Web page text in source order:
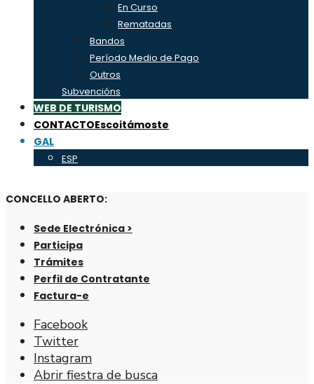
En Curso
Rematadas
Bandos
Período Medio de Pago
Outros
Subvencións
WEB DE TURISMO
CONTACTOEscoitámoste
GAL
ESP
CONCELLO ABERTO:
Sede Electrónica >
Participa
Trámites
Perfil de Contratante
Factura-e
Facebook
Twitter
Instagram
Abrir fiestra de busca